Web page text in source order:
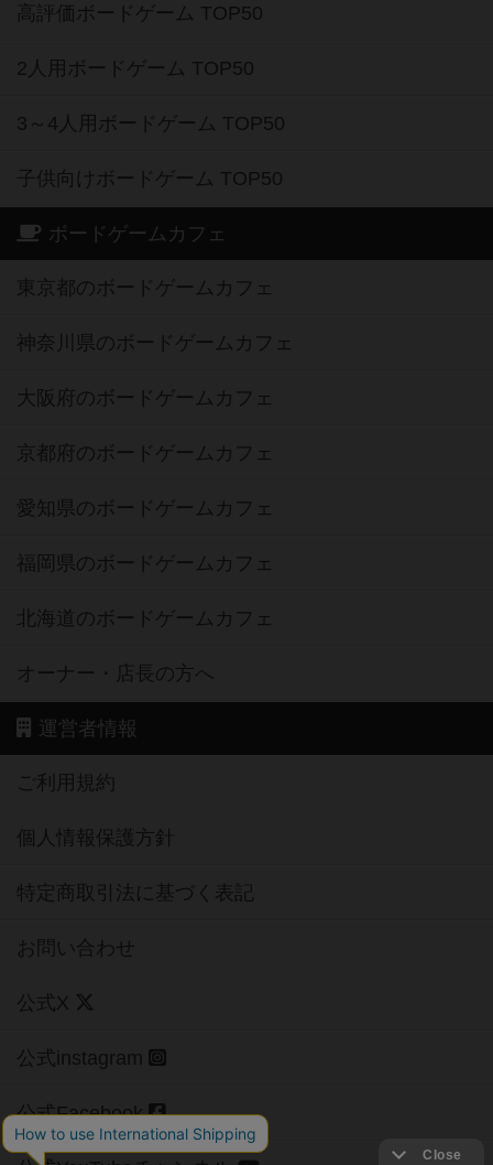
高評価ボードゲーム TOP50
2人用ボードゲーム TOP50
3～4人用ボードゲーム TOP50
子供向けボードゲーム TOP50
ボードゲームカフェ
東京都のボードゲームカフェ
神奈川県のボードゲームカフェ
大阪府のボードゲームカフェ
京都府のボードゲームカフェ
愛知県のボードゲームカフェ
福岡県のボードゲームカフェ
北海道のボードゲームカフェ
オーナー・店長の方へ
運営者情報
ご利用規約
個人情報保護方針
特定商取引法に基づく表記
お問い合わせ
公式X
公式instagram
公式Facebook